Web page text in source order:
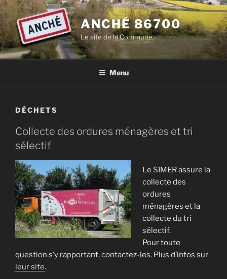
Aller
au
contenu
principal
ANCHÉ 86700
Le site de la Commune
Menu
DÉCHETS
Collecte des ordures ménagères et tri
sélectif
Le SIMER assure la
collecte des
ordures
ménagères et la
collecte du tri
sélectif.
Pour toute
question s’y rapportant, contactez-les. Plus d’infos sur
leur site.